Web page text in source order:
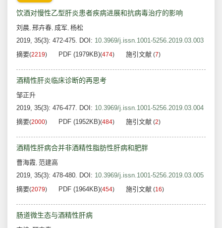
饮酒对慢性乙型肝炎患者疾病进展和抗病毒治疗的影响
刘晨, 邢卉春, 成军, 杨松
2019, 35(3): 472-475. DOI: 10.3969/j.issn.1001-5256.2019.03.003
摘要(2219) PDF (1979KB)(474) 施引文献 (7)
酒精性肝炎临床诊断的再思考
邹正升
2019, 35(3): 476-477. DOI: 10.3969/j.issn.1001-5256.2019.03.004
摘要(2000) PDF (1952KB)(484) 施引文献 (2)
酒精性肝病合并非酒精性脂肪性肝病和肥胖
曹海霞, 范建高
2019, 35(3): 478-480. DOI: 10.3969/j.issn.1001-5256.2019.03.005
摘要(2079) PDF (1964KB)(454) 施引文献 (16)
肠道微生态与酒精性肝病